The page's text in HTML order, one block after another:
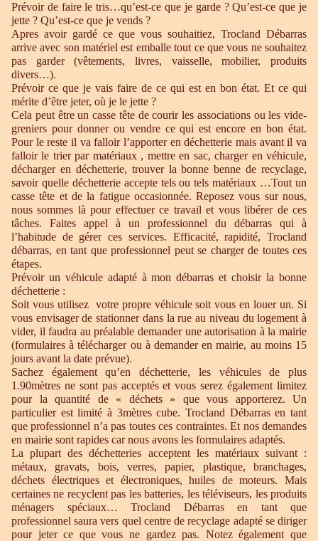
Prévoir de faire le tris…qu’est-ce que je garde ? Qu’est-ce que je
jette ? Qu’est-ce que je vends ?
Apres avoir gardé ce que vous souhaitiez, Trocland Débarras
arrive avec son matériel est emballe tout ce que vous ne souhaitez
pas garder (vêtements, livres, vaisselle, mobilier, produits
divers…).
Prévoir ce que je vais faire de ce qui est en bon état. Et ce qui
mérite d’être jeter, où je le jette ?
Cela peut être un casse tête de courir les associations ou les vide-
greniers pour donner ou vendre ce qui est encore en bon état.
Pour le reste il va falloir l’apporter en déchetterie mais avant il va
falloir le trier par matériaux , mettre en sac, charger en véhicule,
décharger en déchetterie, trouver la bonne benne de recyclage,
savoir quelle déchetterie accepte tels ou tels matériaux …Tout un
casse tête et de la fatigue occasionnée. Reposez vous sur nous,
nous sommes là pour effectuer ce travail et vous libérer de ces
tâches. Faites appel à un professionnel du débarras qui à
l’habitude de gérer ces services. Efficacité, rapidité, Trocland
débarras, en tant que professionnel peut se charger de toutes ces
étapes.
Prévoir un véhicule adapté à mon débarras et choisir la bonne
déchetterie :
Soit vous utilisez votre propre véhicule soit vous en louer un. Si
vous envisager de stationner dans la rue au niveau du logement à
vider, il faudra au préalable demander une autorisation à la mairie
(formulaires à télécharger ou à demander en mairie, au moins 15
jours avant la date prévue).
Sachez également qu’en déchetterie, les véhicules de plus
1.90mètres ne sont pas acceptés et vous serez également limitez
pour la quantité de « déchets » que vous apporterez. Un
particulier est limité à 3mètres cube. Trocland Débarras en tant
que professionnel n’a pas toutes ces contraintes. Et nos demandes
en mairie sont rapides car nous avons les formulaires adaptés.
La plupart des déchetteries acceptent les matériaux suivant :
métaux, gravats, bois, verres, papier, plastique, branchages,
déchets électriques et électroniques, huiles de moteurs. Mais
certaines ne recyclent pas les batteries, les téléviseurs, les produits
ménagers spéciaux… Trocland Débarras en tant que
professionnel saura vers quel centre de recyclage adapté se diriger
pour jeter ce que vous ne gardez pas. Notez également que